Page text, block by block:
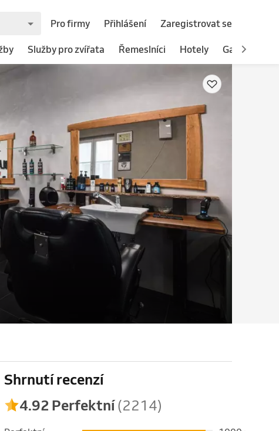
Pro firmy Přihlášení Zaregistrovat se
Služby pro zvířata Řemeslníci Hotely Gastronomie
Shrnutí recenzí
4.92 Perfektní(2214)